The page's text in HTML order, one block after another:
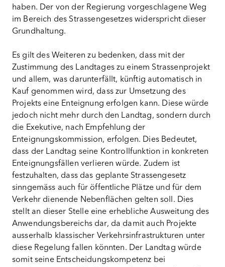
haben. Der von der Regierung vorgeschlagene Weg
im Bereich des Strassengesetzes widerspricht dieser
Grundhaltung.
Es gilt des Weiteren zu bedenken, dass mit der
Zustimmung des Landtages zu einem Strassenprojekt
und allem, was darunterfällt, künftig automatisch in
Kauf genommen wird, dass zur Umsetzung des
Projekts eine Enteignung erfolgen kann. Diese würde
jedoch nicht mehr durch den Landtag, sondern durch
die Exekutive, nach Empfehlung der
Enteignungskommission, erfolgen. Dies Bedeutet,
dass der Landtag seine Kontrollfunktion in konkreten
Enteignungsfällen verlieren würde. Zudem ist
festzuhalten, dass das geplante Strassengesetz
sinngemäss auch für öffentliche Plätze und für dem
Verkehr dienende Nebenflächen gelten soll. Dies
stellt an dieser Stelle eine erhebliche Ausweitung des
Anwendungsbereichs dar, da damit auch Projekte
ausserhalb klassischer Verkehrsinfrastrukturen unter
diese Regelung fallen könnten. Der Landtag würde
somit seine Entscheidungskompetenz bei